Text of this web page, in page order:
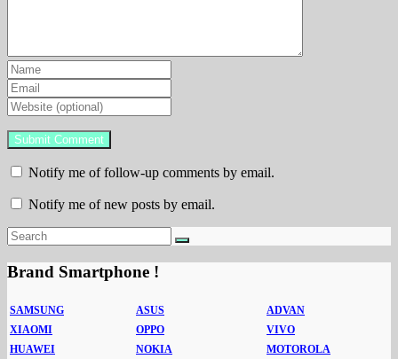
Notify me of follow-up comments by email.
Notify me of new posts by email.
Brand Smartphone !
SAMSUNG ASUS
ADVAN
XIAOMI
OPPO
VIVO
HUAWEI
NOKIA
MOTOROLA